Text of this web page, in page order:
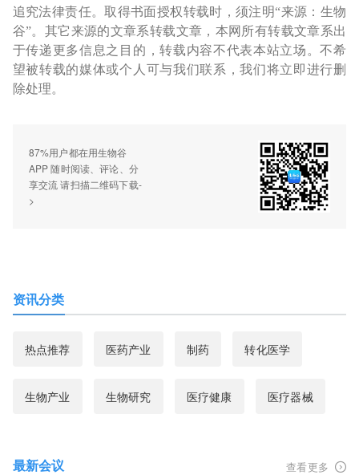
追究法律责任。取得书面授权转载时，须注明“来源：生物
谷”。其它来源的文章系转载文章，本网所有转载文章系出
于传递更多信息之目的，转载内容不代表本站立场。不希
望被转载的媒体或个人可与我们联系，我们将立即进行删
除处理。
87%用户都在用生物谷
APP 随时阅读、评论、分
享交流 请扫描二维码下载-
>
资讯分类
热点推荐 医药产业 制药 转化医学
生物产业 生物研究 医疗健康 医疗器械
最新会议 查看更多